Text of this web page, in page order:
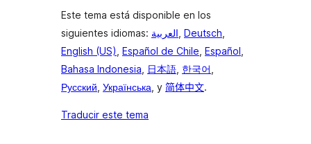
Este tema está disponible en los
siguientes idiomas: العربية, Deutsch,
English (US), Español de Chile, Español,
Bahasa Indonesia, 日本語, 한국어,
Русский, Українська, y 简体中文.
Traducir este tema